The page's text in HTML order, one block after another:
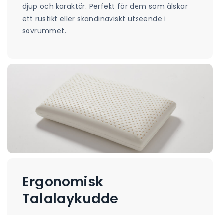
djup och karaktär. Perfekt för dem som älskar
ett rustikt eller skandinaviskt utseende i
sovrummet.
Ergonomisk
Talalaykudde